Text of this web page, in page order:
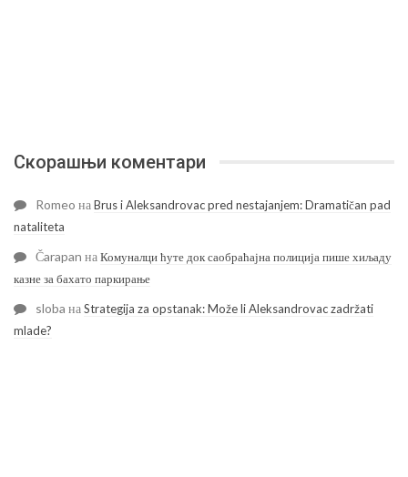
Скорашњи коментари
Romeo наBrus i Aleksandrovac pred nestajanjem: Dramatičan pad
nataliteta
Čarapan наКомуналци ћуте док саобраћајна полиција пише хиљаду
казне за бахато паркирање
sloba наStrategija za opstanak: Može li Aleksandrovac zadržati
mlade?